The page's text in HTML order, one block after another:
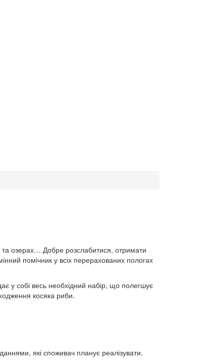
та озерах… Добре розслабитися, отримати
помічник у всіх перерахованих пологах
у собі весь необхідний набір, що полегшує
косяка риби.
які споживач планує реалізувати.